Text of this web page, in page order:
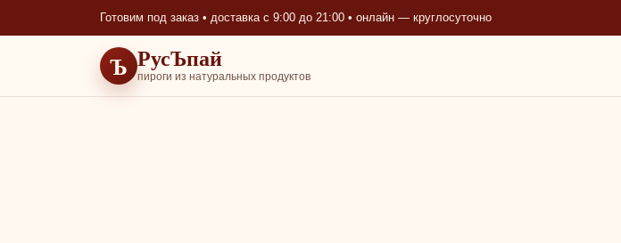
Готовим под заказ • доставка с 9:00 до 21:00 • онлайн — круглосуточно
Ъ РусЪпай
пироги из натуральных продуктов